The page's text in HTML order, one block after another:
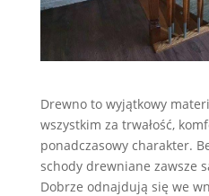
Drewno to wyjątkowy
wszystkim za trwałość,
ponadczasowy charakter.
schody drewniane zawsze
Dobrze odnajdują się we